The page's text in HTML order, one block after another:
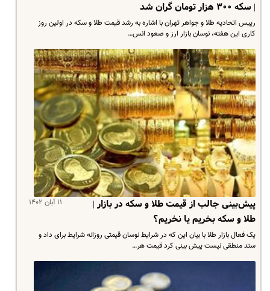
| سکه ۳۰۰ هزار تومان گران شد
رییس اتحادیه طلا و جواهر تهران با اشاره به رشد قیمت طلا و سکه در اولین روز
کاری این هفته، نوسان بازار ارز و صعود انس…
۱۱ آبان ۱۴۰۲
پیش‌بینی جالب از قیمت طلا و سکه در بازار |
طلا و سکه بخریم یا نخریم؟
یک فعال بازار طلا با بیان این که در شرایط نوسان قیمتی روزانه شرایط برای داد و
ستد منطقی نیست پیش بینی کرد قیمت هر…